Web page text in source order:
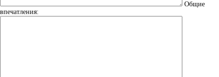
Общие
впечатления: